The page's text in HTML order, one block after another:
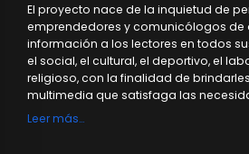
El proyecto nace de la inquietud de
emprendedores y comunicólogos de
información a los lectores en todos
el social, el cultural, el deportivo, el
religioso, con la finalidad de
multimedia que satisfaga las
Leer más…